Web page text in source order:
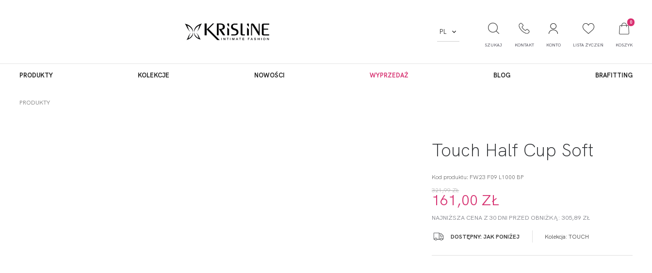
PL
SZUKAJ KONTAKT KONTO LISTA ŻYCZEŃ
0
KOSZYK
PRODUKTY KOLEKCJE NOWOŚCI WYPRZEDAŻ BLOG BRAFITTING
PRODUKTY
Touch Half Cup Soft
Kod produktu: FW23 F09 L1000 BP
321,99 ZŁ
161,00 ZŁ
NAJNIŻSZA CENA Z 30 DNI PRZED OBNIŻKĄ: 305,89 ZŁ
DOSTĘPNY: JAK PONIŻEJ Kolekcja: TOUCH